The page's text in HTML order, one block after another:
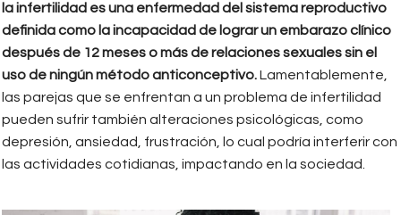
la infertilidad es una enfermedad del sistema reproductivo
definida como la incapacidad de lograr un embarazo clínico
después de 12 meses o más de relaciones sexuales sin el
uso de ningún método anticonceptivo.Lamentablemente,
las parejas que se enfrentan a un problema de infertilidad
pueden sufrir también alteraciones psicológicas, como
depresión, ansiedad, frustración, lo cual podría interferir con
las actividades cotidianas, impactando en la sociedad.